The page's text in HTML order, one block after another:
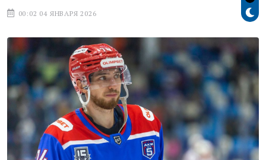
00:02 04 ЯНВАРЯ 2026